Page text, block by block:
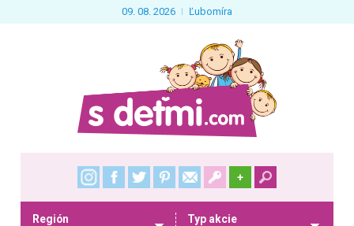
09. 08. 2026 Ľubomíra
+
Región Typ akcie